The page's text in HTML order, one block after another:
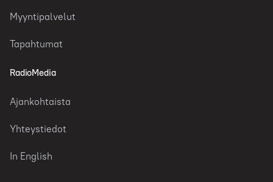
Myyntipalvelut
Tapahtumat
RadioMedia
Ajankohtaista
Yhteystiedot
In English